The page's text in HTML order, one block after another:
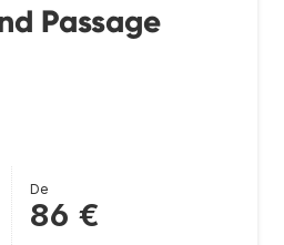
Passage
De
86 €